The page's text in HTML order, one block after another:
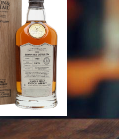
30年 Gordon Macphail